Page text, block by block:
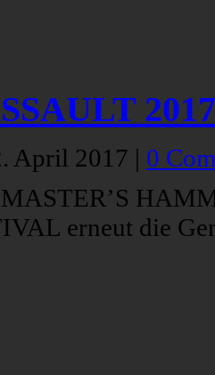
April 2017 | 0
erneut die